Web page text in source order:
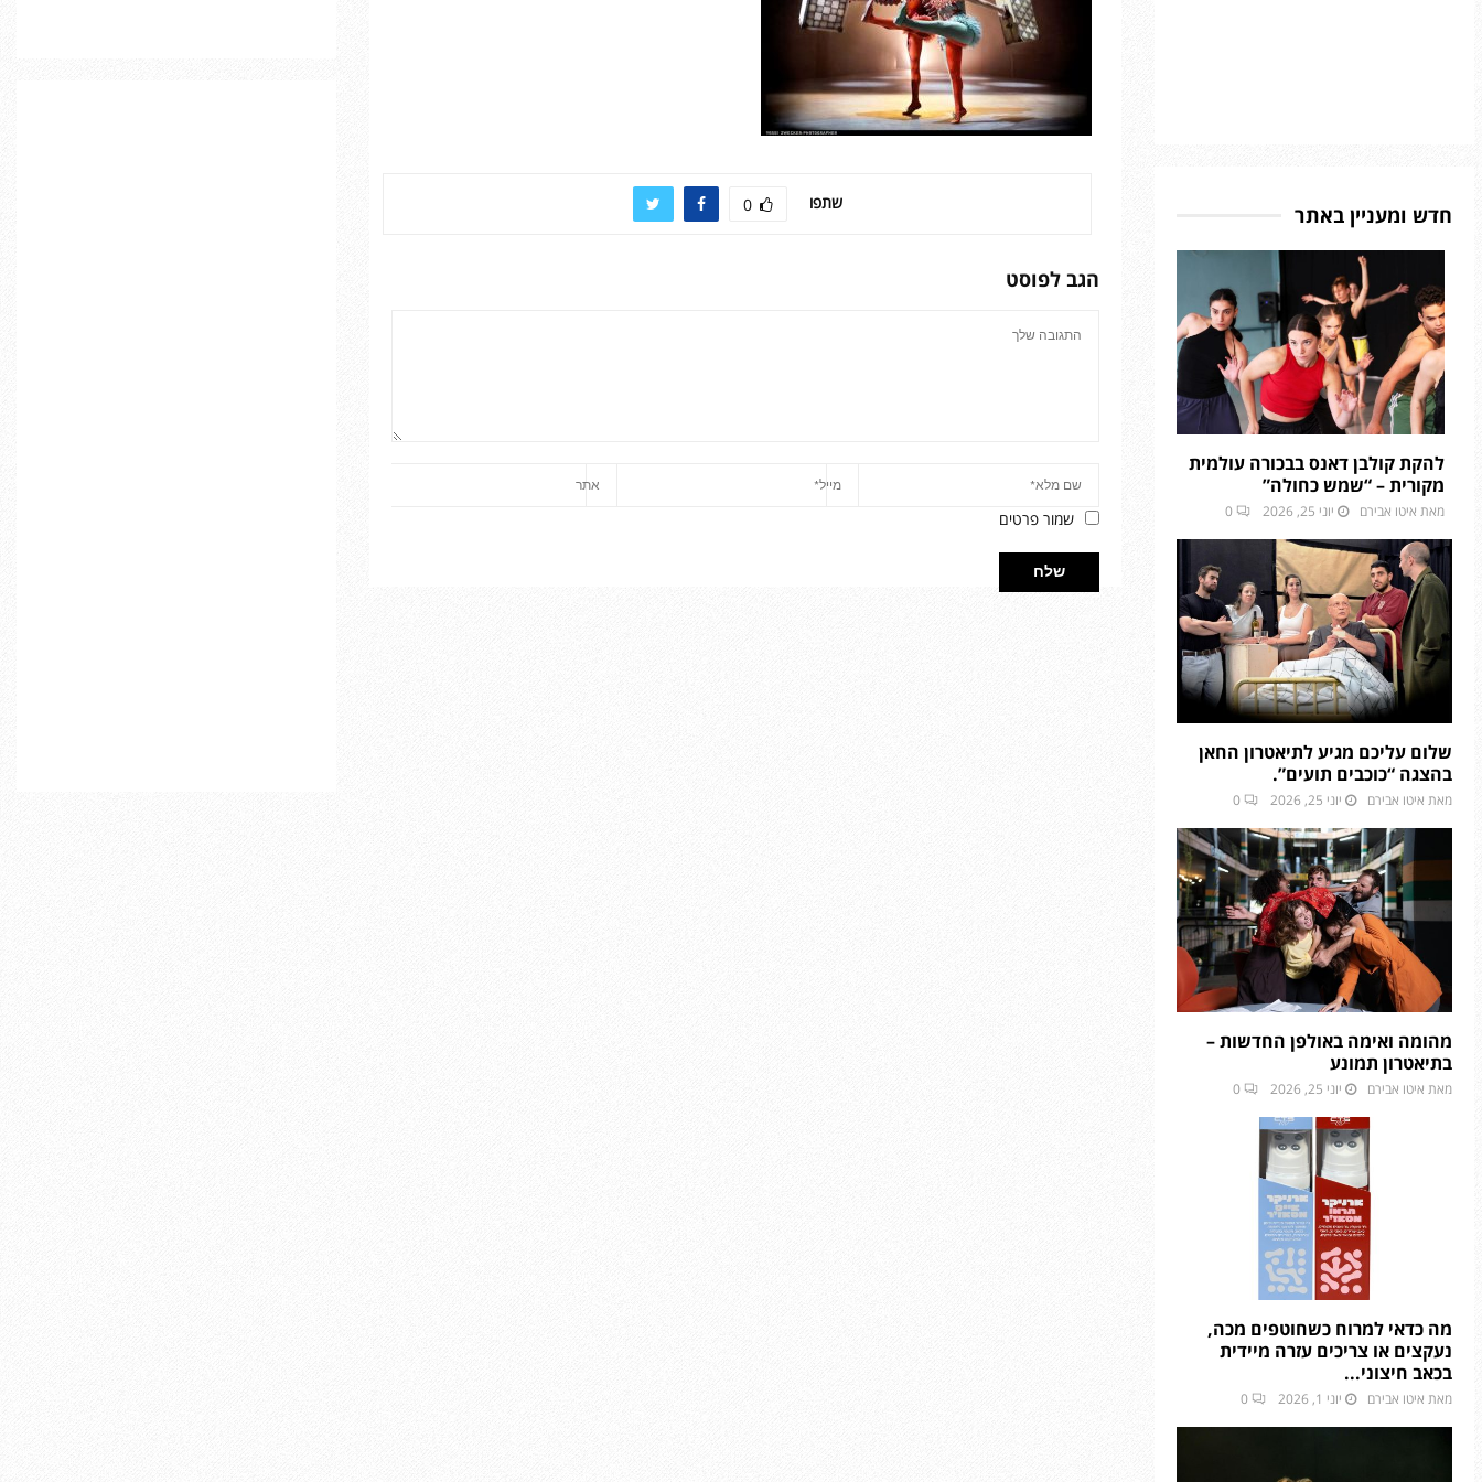
שתפו 0
הגב לפוסט
שמור פרטים
חדש ומעניין באתר
להקת קולבן דאנס בבכורה עולמית
מקורית – “שמש כחולה”
מאת איטו אבירם יוני 25, 2026 0
שלום עליכם מגיע לתיאטרון החאן
בהצגה “כוכבים תועים”.
מאת איטו אבירם יוני 25, 2026 0
מהומה ואימה באולפן החדשות –
בתיאטרון תמונע
מאת איטו אבירם יוני 25, 2026 0
מה כדאי למרוח כשחוטפים מכה,
נעקצים או צריכים עזרה מיידית
בכאב חיצוני...
מאת איטו אבירם יוני 1, 2026 0